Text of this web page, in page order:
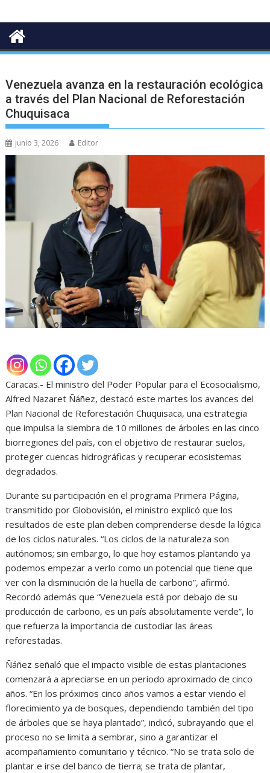
Venezuela avanza en la restauración ecológica
a través del Plan Nacional de Reforestación
Chuquisaca
junio 3, 2026 Editor
Caracas.- El ministro del Poder Popular para el Ecosocialismo,
Alfred Nazaret Ñáñez, destacó este martes los avances del
Plan Nacional de Reforestación Chuquisaca, una estrategia
que impulsa la siembra de 10 millones de árboles en las cinco
biorregiones del país, con el objetivo de restaurar suelos,
proteger cuencas hidrográficas y recuperar ecosistemas
degradados.
Durante su participación en el programa Primera Página,
transmitido por Globovisión, el ministro explicó que los
resultados de este plan deben comprenderse desde la lógica
de los ciclos naturales. “Los ciclos de la naturaleza son
autónomos; sin embargo, lo que hoy estamos plantando ya
podemos empezar a verlo como un potencial que tiene que
ver con la disminución de la huella de carbono”, afirmó.
Recordó además que “Venezuela está por debajo de su
producción de carbono, es un país absolutamente verde”, lo
que refuerza la importancia de custodiar las áreas
reforestadas.
Ñáñez señaló que el impacto visible de estas plantaciones
comenzará a apreciarse en un período aproximado de cinco
años. “En los próximos cinco años vamos a estar viendo el
florecimiento ya de bosques, dependiendo también del tipo
de árboles que se haya plantado”, indicó, subrayando que el
proceso no se limita a sembrar, sino a garantizar el
acompañamiento comunitario y técnico. “No se trata solo de
plantar e irse del banco de tierra; se trata de plantar,